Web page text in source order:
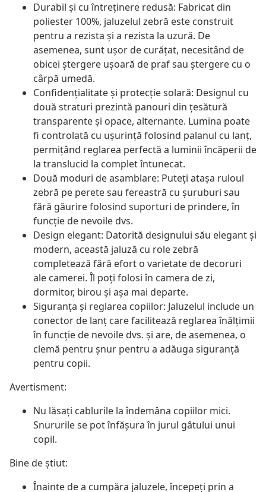
Durabil și cu întreținere redusă: Fabricat din
poliester 100%, jaluzelul zebră este construit
pentru a rezista și a rezista la uzură. De
asemenea, sunt ușor de curățat, necesitând de
obicei ștergere ușoară de praf sau ștergere cu o
cârpă umedă.
Confidențialitate și protecție solară: Designul cu
două straturi prezintă panouri din țesătură
transparente și opace, alternante. Lumina poate
fi controlată cu ușurință folosind palanul cu lanț,
permițând reglarea perfectă a luminii încăperii de
la translucid la complet întunecat.
Două moduri de asamblare: Puteți atașa ruloul
zebră pe perete sau fereastră cu șuruburi sau
fără găurire folosind suporturi de prindere, în
funcție de nevoile dvs.
Design elegant: Datorită designului său elegant și
modern, această jaluză cu role zebră
completează fără efort o varietate de decoruri
ale camerei. Îl poți folosi în camera de zi,
dormitor, birou și așa mai departe.
Siguranța și reglarea copiilor: Jaluzelul include un
conector de lanț care facilitează reglarea înălțimii
în funcție de nevoile dvs. și are, de asemenea, o
clemă pentru șnur pentru a adăuga siguranță
pentru copii.
Avertisment:
Nu lăsați cablurile la îndemâna copiilor mici.
Snururile se pot înfăşura în jurul gâtului unui
copil.
Bine de știut:
Înainte de a cumpăra jaluzele, începeți prin a